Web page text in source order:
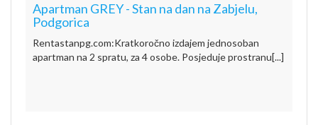
Apartman GREY - Stan na dan na Zabjelu,
Podgorica
Rentastanpg.com:Kratkoročno izdajem jednosoban
apartman na 2 spratu, za 4 osobe. Posjeduje prostranu[...]